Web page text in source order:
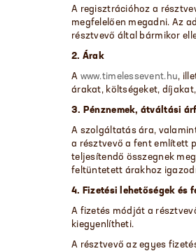
A regisztrációhoz a
megfelelően megadni. Az
résztvevő által bármikor
2. Árak
A www.timelessevent.hu,
árakat, költségeket,
3. Pénznemek, átváltási
A szolgáltatás ára,
a résztvevő a fent említett
teljesítendő összegnek
feltüntetett árakhoz
4. Fizetési lehetőségek és
A fizetés módját a
kiegyenlítheti.
A résztvevő az egyes